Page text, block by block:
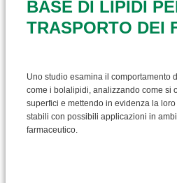
BASE DI LIPIDI
TRASPORTO DEI
Uno studio esamina il comportamento
come i bolalipidi, analizzando come si
superfici e mettendo in evidenza la
stabili con possibili applicazioni in
farmaceutico.